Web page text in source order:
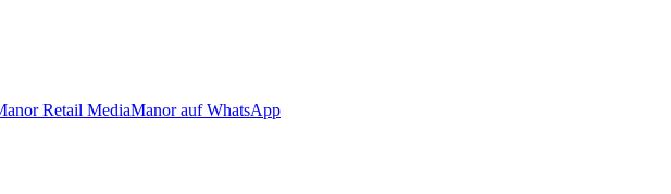
Retail MediaManor auf WhatsApp